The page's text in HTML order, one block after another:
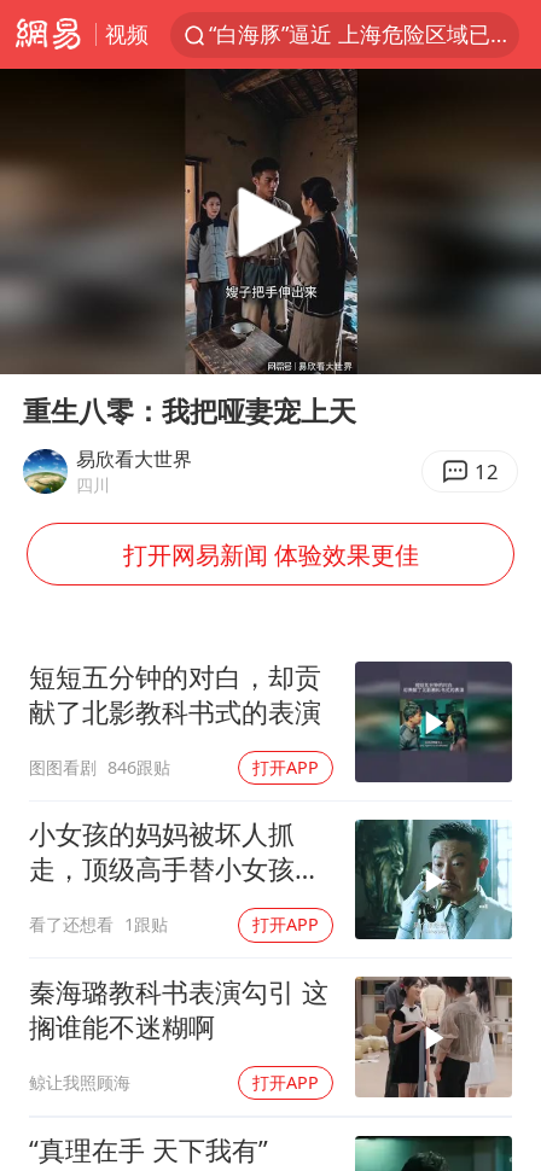
视频
“白海豚”逼近 上海危险区域已转移3.03万人
“伊斯兰版北约”出现
“白海豚”最新位置公布
上海大部迎大暴雨
以军士兵把枪口对准中国记者
白海豚在海上打了个结
方桃子代言广告视频已下架
河南警方公开征集黑恶犯罪线索
谢霆锋演唱会隔空祝王菲生日快乐
一周大涨超7% 金价为何突然上涨
央视新主播李秋莹孙亚鹏亮相
Play
重生八零：我把哑妻宠上天
易欣看大世界
四川 12
打开网易新闻 体验效果更佳
短短五分钟的对白，却贡
献了北影教科书式的表演
图图看剧 846跟贴 打开APP
小女孩的妈妈被坏人抓
走，顶级高手替小女孩讨
看了还想看 1跟贴 打开APP
秦海璐教科书表演勾引 这
搁谁能不迷糊啊
鲸让我照顾海 打开APP
“真理在手 天下我有”